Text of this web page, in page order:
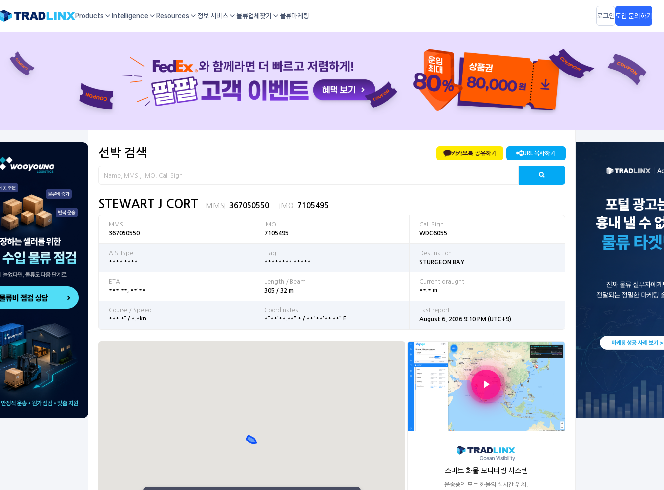
Products Intelligence Resources 정보 서비스 물류업체찾기 물류마케팅 로그인 도입 문의하기
카카오톡 공유하기 URL 복사하기
선박 검색
STEWART J CORT MMSI 367050550 IMO 7105495
MMSI
367050550
IMO
7105495
Call Sign
WDC6055
AIS Type
**** ****
Flag
******** *****
Destination
STURGEON BAY
ETA
*** **, **:**
Length / Beam
305 / 32 m
Current draught
**.* m
Course / Speed
***.*° / *.*kn
Coordinates
*°**'**.**" * / **°**'**.**" E
Last report
August 6, 2026 9:10 PM (UTC+9)
스마트 화물 모니터링 시스템
운송중인 모든 화물의 실시간 위치,